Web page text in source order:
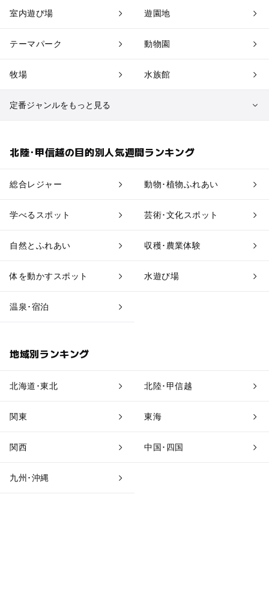
室内遊び場 遊園地
テーマパーク 動物園
牧場 水族館
定番ジャンルをもっと見る
北陸･甲信越の目的別人気週間ランキング
総合レジャー 動物･植物ふれあい
学べるスポット 芸術･文化スポット
自然とふれあい 収穫･農業体験
体を動かすスポット 水遊び場
温泉･宿泊
地域別ランキング
北海道･東北 北陸･甲信越
関東 東海
関西 中国･四国
九州･沖縄